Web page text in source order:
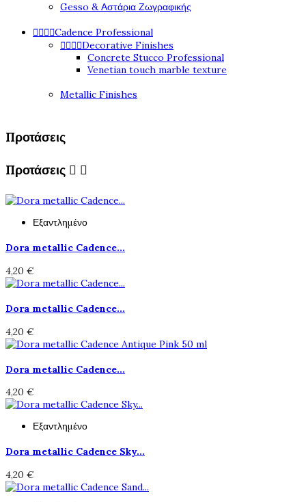
Gesso & Αστάρια Ζωγραφικής
Cadence Professional
Decorative Finishes
Concrete Stucco Professional
Venetian touch marble texture
Metallic Finishes
Προτάσεις
Προτάσεις  
Εξαντλημένο
Dora metallic Cadence...
4,20 €
Dora metallic Cadence...
4,20 €
Dora metallic Cadence...
4,20 €
Εξαντλημένο
Dora metallic Cadence Sky...
4,20 €